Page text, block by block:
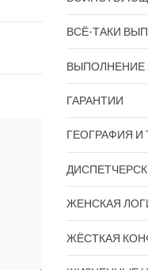
ВСЁ-ТАКИ
ВЫПОЛНЕНИЕ
ГАРАНТИИ
ГЕОГРАФИЯ
ЖЕНСКАЯ
ЖЁСТКАЯ